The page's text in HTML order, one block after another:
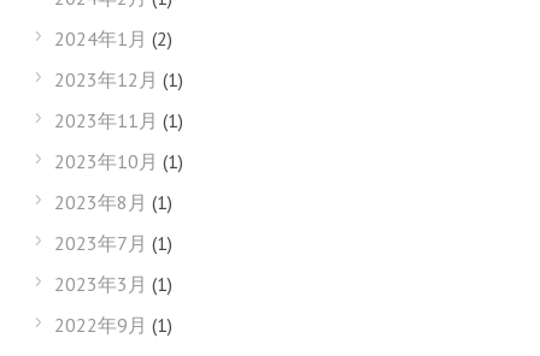
2024年1月 (2)
2023年12月 (1)
2023年11月 (1)
2023年10月 (1)
2023年8月 (1)
2023年7月 (1)
2023年3月 (1)
2022年9月 (1)